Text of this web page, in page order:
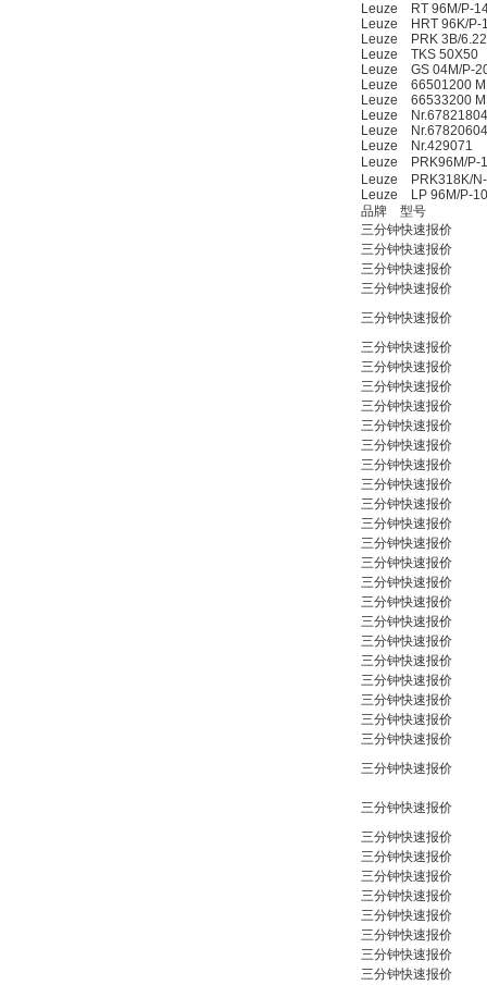
Leuze RT 96M/P-
Leuze HRT 96K/P-
Leuze PRK 3B/6.22
Leuze TKS 50X50
Leuze GS 04M/P-
Leuze 66501200
Leuze 66533200
Leuze
Leuze
Leuze Nr.429071
Leuze PRK96M/P-
Leuze PRK318K/
Leuze LP 96M/P-
品牌 型号
三分钟快速报价
三分钟快速报价
三分钟快速报价
三分钟快速报价
三分钟快速报价
三分钟快速报价
三分钟快速报价
三分钟快速报价
三分钟快速报价
三分钟快速报价
三分钟快速报价
三分钟快速报价
三分钟快速报价
三分钟快速报价
三分钟快速报价
三分钟快速报价
三分钟快速报价
三分钟快速报价
三分钟快速报价
三分钟快速报价
三分钟快速报价
三分钟快速报价
三分钟快速报价
三分钟快速报价
三分钟快速报价
三分钟快速报价
三分钟快速报价
三分钟快速报价
三分钟快速报价
三分钟快速报价
三分钟快速报价
三分钟快速报价
三分钟快速报价
三分钟快速报价
三分钟快速报价
三分钟快速报价